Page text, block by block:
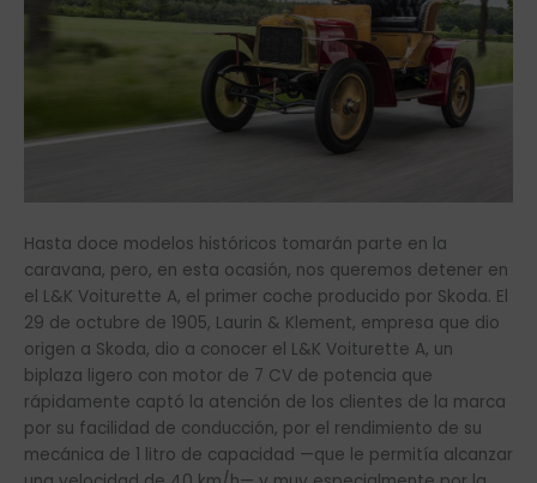
Hasta doce modelos históricos tomarán parte en la
caravana, pero, en esta ocasión, nos queremos detener en
el L&K Voiturette A, el primer coche producido por Skoda. El
29 de octubre de 1905, Laurin & Klement, empresa que dio
origen a Skoda, dio a conocer el L&K Voiturette A, un
biplaza ligero con motor de 7 CV de potencia que
rápidamente captó la atención de los clientes de la marca
por su facilidad de conducción, por el rendimiento de su
mecánica de 1 litro de capacidad —que le permitía alcanzar